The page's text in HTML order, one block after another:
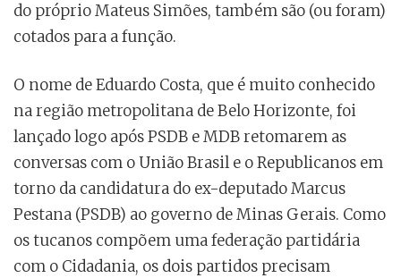
do próprio Mateus Simões, também são (ou foram)
cotados para a função.
O nome de Eduardo Costa, que é muito conhecido
na região metropolitana de Belo Horizonte, foi
lançado logo após PSDB e MDB retomarem as
conversas com o União Brasil e o Republicanos em
torno da candidatura do ex-deputado Marcus
Pestana (PSDB) ao governo de Minas Gerais. Como
os tucanos compõem uma federação partidária
com o Cidadania, os dois partidos precisam